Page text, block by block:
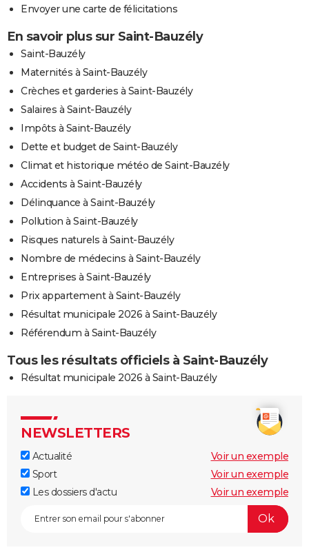
Envoyer une carte de félicitations
En savoir plus sur Saint-Bauzély
Saint-Bauzély
Maternités à Saint-Bauzély
Crèches et garderies à Saint-Bauzély
Salaires à Saint-Bauzély
Impôts à Saint-Bauzély
Dette et budget de Saint-Bauzély
Climat et historique météo de Saint-Bauzély
Accidents à Saint-Bauzély
Délinquance à Saint-Bauzély
Pollution à Saint-Bauzély
Risques naturels à Saint-Bauzély
Nombre de médecins à Saint-Bauzély
Entreprises à Saint-Bauzély
Prix appartement à Saint-Bauzély
Résultat municipale 2026 à Saint-Bauzély
Référendum à Saint-Bauzély
Tous les résultats officiels à Saint-Bauzély
Résultat municipale 2026 à Saint-Bauzély
NEWSLETTERS
Actualité
Voir un exemple
Sport
Voir un exemple
Les dossiers d'actu
Voir un exemple